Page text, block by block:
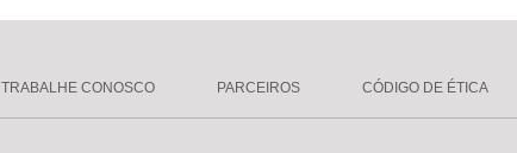
TRABALHE CONOSCO PARCEIROS CÓDIGO DE ÉTICA